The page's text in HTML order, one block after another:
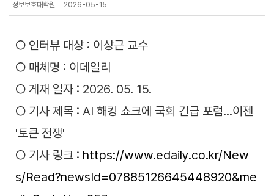
정보보호대학원 2026-05-15
○ 인터뷰 대상 : 이상근 교수
○ 매체명 : 이데일리
○ 게재 일자 : 2026. 05. 15.
○ 기사 제목 : AI 해킹 쇼크에 국회 긴급 포럼...이젠
'토큰 전쟁'
○ 기사 링크 : https://www.edaily.co.kr/New
s/Read?newsId=07885126645448920&me